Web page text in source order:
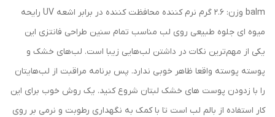
balm وزن: 2.6 گرم نرم کننده محافظت کننده در برابر اشعه UV رایحه
میوه ای جلوه طبیعی روی لب مناسب تمام سنین طراحی فانتزی این
یکی از مهم‌ترین نکات در داشتن لب‌هایی زیبا است. لب‌های خشک و
پوسته پوسته واقعا ظاهر خوبی ندارد. پس برنامه مراقبت از لب‌هایتان
را با زدودن پوست های خشک لبتان شروع کنید. یک روش خوب برای این
کار استفاده از بالم لب است تا با کمک به نگهداری رطوبت و نرمی بر روی